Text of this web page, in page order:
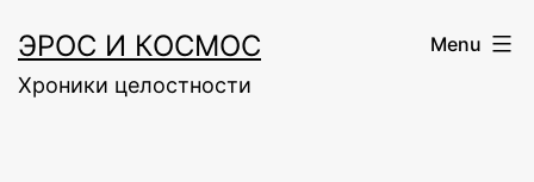
to
content
ЭРОС И КОСМОС
Хроники целостности
Menu